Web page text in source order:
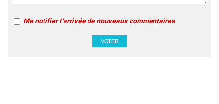
Me notifier l'arrivée de nouveaux commentaires